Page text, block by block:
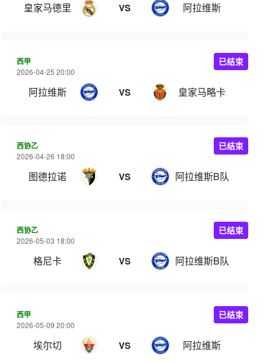
皇家马德里 VS 阿拉维斯
西甲
2026-04-25 20:00
阿拉维斯 VS 皇家马略卡
已结束
西协乙
2026-04-26 18:00
图德拉诺 VS 阿拉维斯B队
已结束
西协乙
2026-05-03 18:00
格尼卡 VS 阿拉维斯B队
已结束
西甲
2026-05-09 20:00
埃尔切 VS 阿拉维斯
已结束